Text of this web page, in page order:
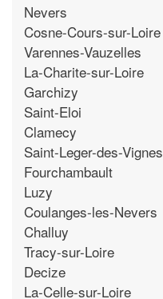
Nevers
Cosne-Cours-sur-Loire
Varennes-Vauzelles
La-Charite-sur-Loire
Garchizy
Saint-Eloi
Clamecy
Saint-Leger-des-Vignes
Fourchambault
Luzy
Coulanges-les-Nevers
Challuy
Tracy-sur-Loire
Decize
La-Celle-sur-Loire